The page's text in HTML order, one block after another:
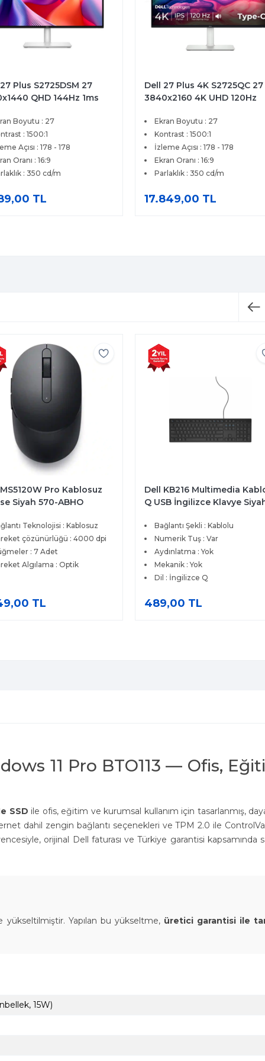
Plus S2725DSM 27
QHD 144Hz 1ms
IPS Pivot Monitor
Boyutu : 27
: 1500:1
Açısı : 178 - 178
Oranı : 16:9
: 350 cd/m
TL
Dell 27 Plus 4K S2725QC 27
3840x2160 4K UHD 120Hz
Premium IPS Monitör
Ekran Boyutu : 27
Kontrast : 1500:1
İzleme Açısı : 178 - 178
Ekran Oranı : 16:9
Parlaklık : 350 cd/m
17.849,00 TL
Pro Kablosuz
Siyah 570-ABHO
Teknolojisi : Kablosuz
çözünürlüğü : 4000 dpi
: 7 Adet
Algılama : Optik
TL
Dell KB216 Multimedia
Q USB İngilizce Klavye
Bağlantı Şekli : Kablolu
Numerik Tuş : Var
Aydınlatma : Yok
Mekanik : Yok
Dil : İngilizce Q
489,00 TL
11 Pro BTO113 — Ofis,
SSD ile ofis, eğitim ve kurumsal kullanım için tasarlanmış,
dahil zengin bağlantı seçenekleri ve TPM 2.0 ile
orijinal Dell faturası ve Türkiye garantisi kapsamında
yükseltilmiştir. Yapılan bu yükseltme, üretici garantisi ile
15W)